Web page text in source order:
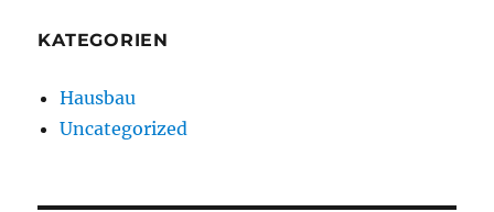
KATEGORIEN
Hausbau
Uncategorized